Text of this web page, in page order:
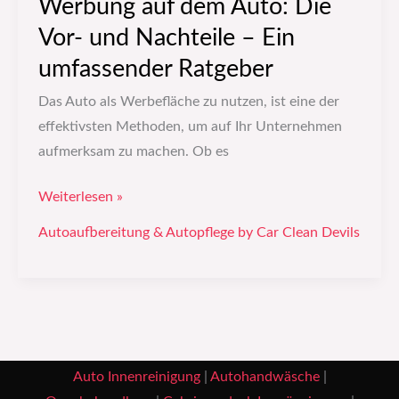
Werbung auf dem Auto: Die
Vor- und Nachteile – Ein
umfassender Ratgeber
Das Auto als Werbefläche zu nutzen, ist eine der
effektivsten Methoden, um auf Ihr Unternehmen
aufmerksam zu machen. Ob es
Ratgeber
Weiterlesen »
Autoaufbereitung & Autopflege by Car Clean Devils
Auto Innenreinigung| Autohandwäsche|